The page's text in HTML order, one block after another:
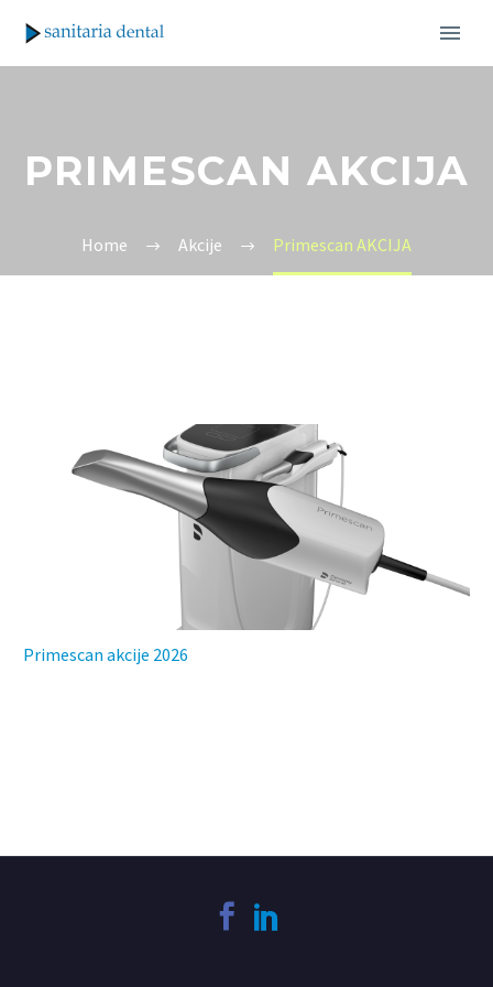
PRIMESCAN AKCIJA
Home Akcije Primescan AKCIJA
Primescan akcije 2026